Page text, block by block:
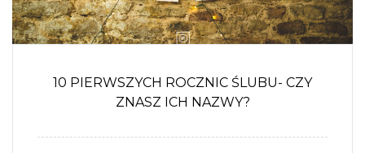
10 PIERWSZYCH ROCZNIC ŚLUBU- CZY
ZNASZ ICH NAZWY?